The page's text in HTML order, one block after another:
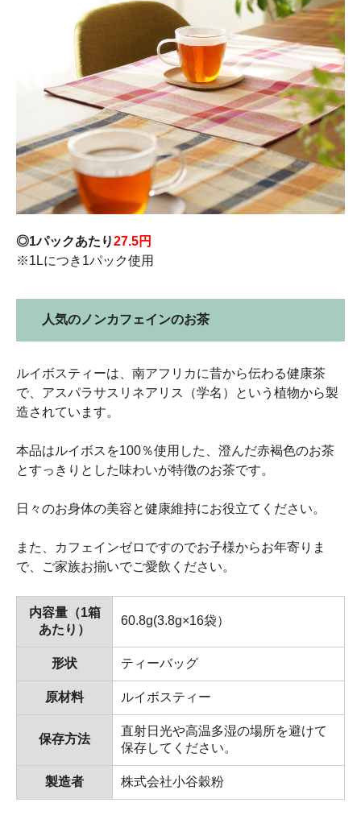
◎1パックあたり27.5円
※1Lにつき1パック使用
人気のノンカフェインのお茶
ルイボスティーは、南アフリカに昔から伝わる健康茶
で、アスパラサスリネアリス（学名）という植物から製
造されています。
本品はルイボスを100％使用した、澄んだ赤褐色のお茶
とすっきりとした味わいが特徴のお茶です。
日々のお身体の美容と健康維持にお役立てください。
また、カフェインゼロですのでお子様からお年寄りま
で、ご家族お揃いでご愛飲ください。
内容量（1箱
あたり）
60.8g(3.8g×16袋）
形状 ティーバッグ
原材料 ルイボスティー
保存方法
直射日光や高温多湿の場所を避けて
保存してください。
製造者 株式会社小谷穀粉